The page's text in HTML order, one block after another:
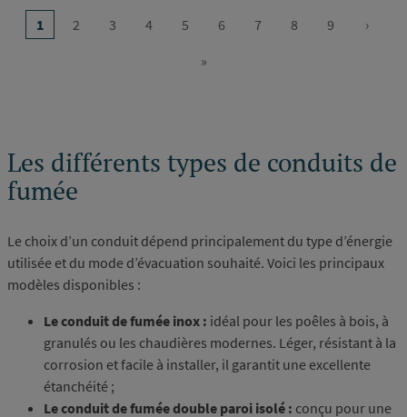
Page
1 Page
2 Page
3 Page
4 Page
5 Page
6 Page
7 Page
8 Page
9
Page
›
Dernière
»
Les différents types de conduits de
fumée
Le choix d’un conduit dépend principalement du type d’énergie
utilisée et du mode d’évacuation souhaité. Voici les principaux
modèles disponibles :
Le conduit de fumée inox : idéal pour les poêles à bois, à
granulés ou les chaudières modernes. Léger, résistant à la
corrosion et facile à installer, il garantit une excellente
étanchéité ;
Le conduit de fumée double paroi isolé : conçu pour une